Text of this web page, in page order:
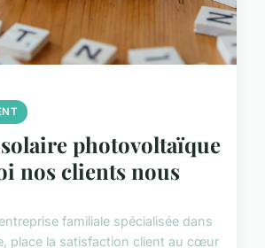
photovoltaïque
nos clients nous
familiale spécialisée dans
place la satisfaction client au cœur